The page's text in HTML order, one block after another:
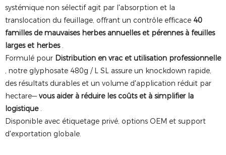
systémique non sélectif agit par l'absorption et la
translocation du feuillage, offrant un contrôle efficace 40
familles de mauvaises herbes annuelles et pérennes à feuilles
larges et herbes .
Formulé pour Distribution en vrac et utilisation professionnelle
, notre glyphosate 480g / L SL assure un knockdown rapide,
des résultats durables et un volume d'application réduit par
hectare— vous aider à réduire les coûts et à simplifier la
logistique .
Disponible avec étiquetage privé, options OEM et support
d'exportation globale.